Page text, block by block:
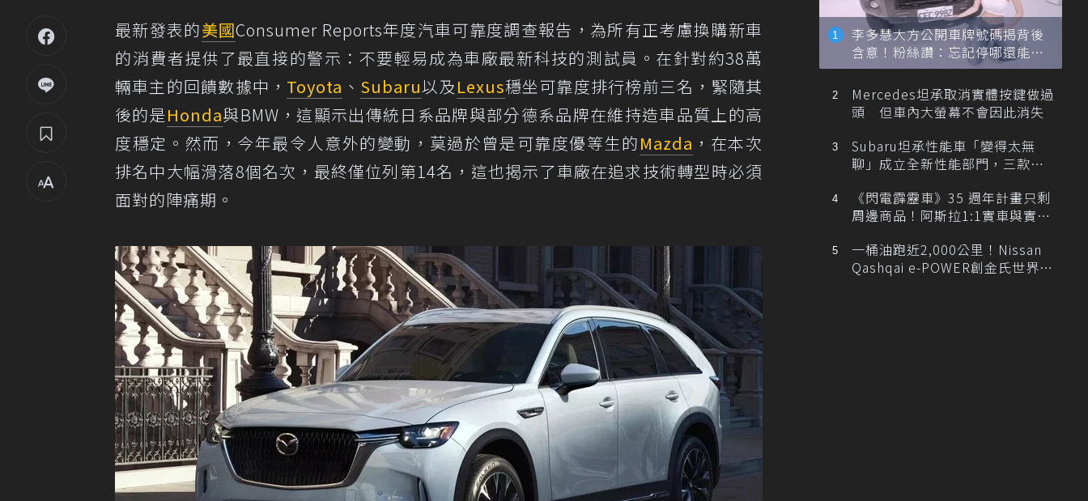
最新發表的美國Consumer Reports年度汽車可靠度調查報告，為所有正考慮換購新車
的消費者提供了最直接的警示：不要輕易成為車廠最新科技的測試員。在針對約38萬
輛車主的回饋數據中， Toyota 、 Subaru以及Lexus穩坐可靠度排行榜前三名，緊隨其
後的是Honda與BMW，這顯示出傳統日系品牌與部分德系品牌在維持造車品質上的高
度穩定。然而，今年最令人意外的變動，莫過於曾是可靠度優等生的Mazda ，在本次
排名中大幅滑落8個名次，最終僅位列第14名，這也揭示了車廠在追求技術轉型時必須
面對的陣痛期。
李多慧大方公開車牌號碼揭背後
含意！粉絲讚：忘記停哪還能幫
忙找車
Mercedes坦承取消實體按鍵做過
頭 但車內大螢幕不會因此消失
Subaru坦承性能車「變得太無
聊」成立全新性能部門，三款手
《閃電霹靂車》35 週年計畫只剩
周邊商品！阿斯拉1:1實車與實體
一桶油跑近2,000公里！Nissan
Qashqai e-POWER創金氏世界紀